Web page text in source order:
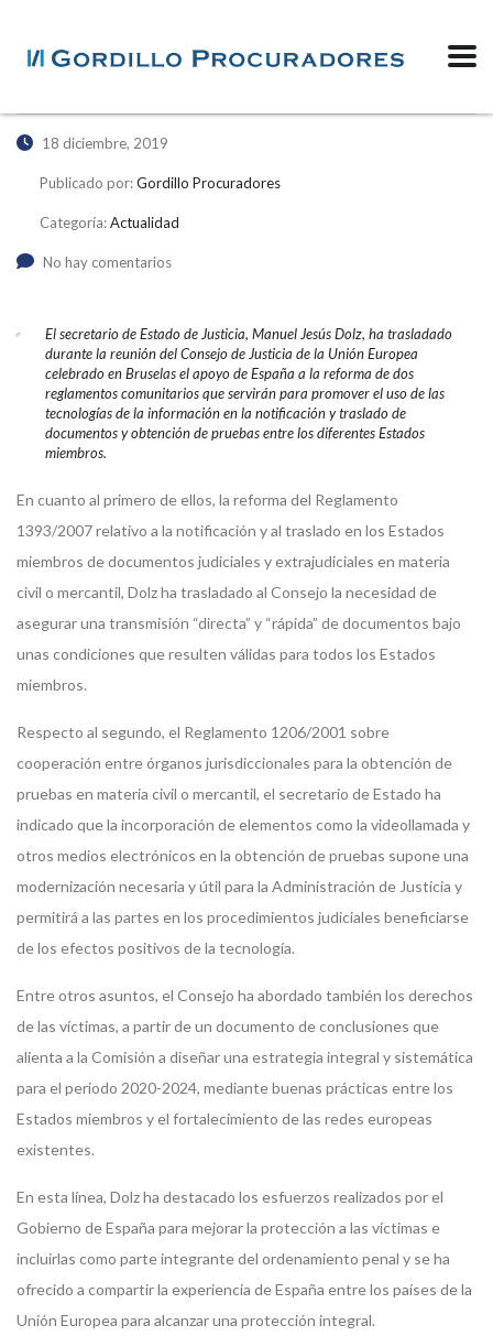
18 diciembre, 2019
Publicado por:Gordillo Procuradores
Categoría:Actualidad
No hay comentarios
El secretario de Estado de Justicia, Manuel Jesús Dolz, ha trasladado
durante la reunión del Consejo de Justicia de la Unión Europea
celebrado en Bruselas el apoyo de España a la reforma de dos
reglamentos comunitarios que servirán para promover el uso de las
tecnologías de la información en la notificación y traslado de
documentos y obtención de pruebas entre los diferentes Estados
miembros.
En cuanto al primero de ellos, la reforma del Reglamento
1393/2007 relativo a la notificación y al traslado en los Estados
miembros de documentos judiciales y extrajudiciales en materia
civil o mercantil, Dolz ha trasladado al Consejo la necesidad de
asegurar una transmisión “directa” y “rápida” de documentos bajo
unas condiciones que resulten válidas para todos los Estados
miembros.
Respecto al segundo, el Reglamento 1206/2001 sobre
cooperación entre órganos jurisdiccionales para la obtención de
pruebas en materia civil o mercantil, el secretario de Estado ha
indicado que la incorporación de elementos como la videollamada y
otros medios electrónicos en la obtención de pruebas supone una
modernización necesaria y útil para la Administración de Justicia y
permitirá a las partes en los procedimientos judiciales beneficiarse
de los efectos positivos de la tecnología.
Entre otros asuntos, el Consejo ha abordado también los derechos
de las víctimas, a partir de un documento de conclusiones que
alienta a la Comisión a diseñar una estrategia integral y sistemática
para el periodo 2020-2024, mediante buenas prácticas entre los
Estados miembros y el fortalecimiento de las redes europeas
existentes.
En esta línea, Dolz ha destacado los esfuerzos realizados por el
Gobierno de España para mejorar la protección a las víctimas e
incluirlas como parte integrante del ordenamiento penal y se ha
ofrecido a compartir la experiencia de España entre los países de la
Unión Europea para alcanzar una protección integral.